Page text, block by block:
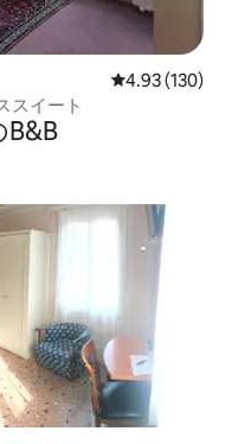
レビュー130
4.93 (130)
スイート